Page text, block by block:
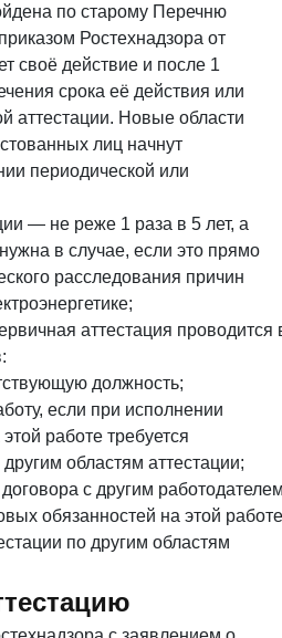
по старому Перечню
Ростехнадзора от
своё действие и после 1
срока её действия или
аттестации. Новые области
лиц начнут
периодической или
— не реже 1 раза в 5 лет, а
в случае, если это прямо
расследования причин
аттестация проводится
должность;
если при исполнении
работе требуется
областям аттестации;
с другим
обязанностей на этой работе
по другим областям